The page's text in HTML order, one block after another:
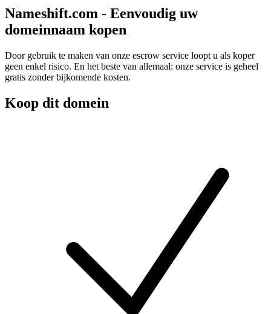
Nameshift.com - Eenvoudig uw
domeinnaam kopen
Door gebruik te maken van onze escrow service loopt u als koper
geen enkel risico. En het beste van allemaal: onze service is geheel
gratis zonder bijkomende kosten.
Koop dit domein